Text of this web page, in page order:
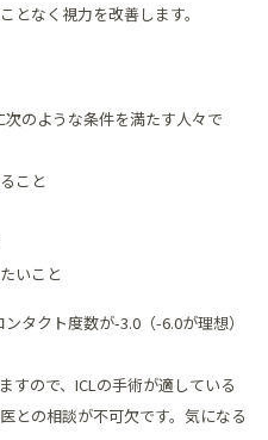
となく視力を改善します。
のような条件を満たす人々で
こと
いこと
タクト度数が-3.0（-6.0が理想）
すので、ICLの手術が適している
との相談が不可欠です。気になる